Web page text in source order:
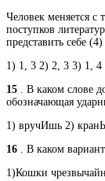
Человек меняется
поступков
представить себе
1) 1, 3 2) 2, 3 3) 1,
15 . В каком слове
обозначающая
1) вручИшь 2)
16 . В каком
1)Кошки